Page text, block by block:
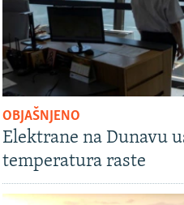
OBJAŠNJENO
Elektrane na Dunavu
temperatura raste